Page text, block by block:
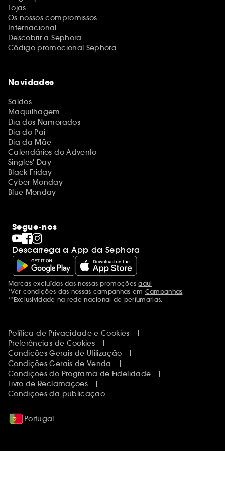
Lojas
Os nossos compromissos
Internacional
Descobrir a Sephora
Código promocional Sephora
Novidades
Saldos
Maquilhagem
Dia dos Namorados
Dia do Pai
Dia da Mãe
Calendários do Advento
Singles' Day
Black Friday
Cyber Monday
Blue Monday
Segue-nos
Descarrega a App da Sephora
Menções adicionais
Marcas excluídas das nossas promoçõesaqui
*Ver condições das nossas campanhas em Campanhas
**Exclusividade na rede nacional de perfumarias.
Política de Privacidade e Cookies
Preferências de Cookies
Condições Gerais de Utilização
Condições Gerais de Venda
Condições do Programa de Fidelidade
Livro de Reclamações
Condições da publicação
Portugal